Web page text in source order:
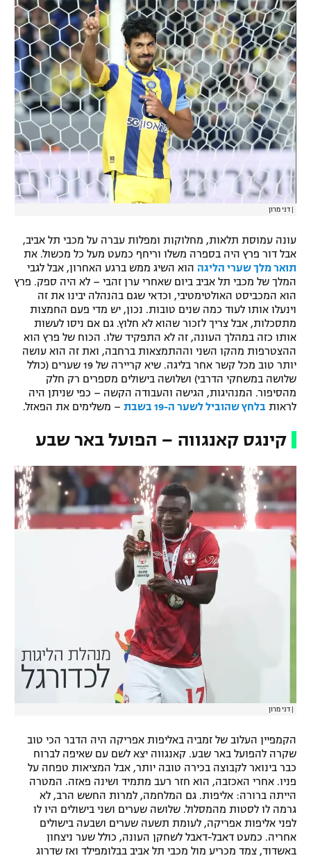
דני מרון
עונה עמוסת תלאות, מחלוקות ומפלות עברה על מכבי תל אביב,
אבל דור פרץ היה בספרה משלו וריחף כמעט מעל כל מכשול. את
תואר מלך שערי הליגה הוא השיג ממש ברגע האחרון, אבל לגבי
המלך של מכבי תל אביב ביום שאחרי ערן זהבי – לא היה ספק. פרץ
הוא המכביסט האולטימטיבי, וכדאי שגם בהנהלה יבינו את זה
וינעלו אותו לעוד כמה שנים טובות. נכון, יש מדי פעם החמצות
מתסכלות, אבל צריך לזכור שהוא לא חלוץ. גם אם ניסו לעשות
אותו כזה במהלך העונה, זה לא התפקיד שלו. הכוח של פרץ הוא
ההצטרפות מהקו השני וההתמצאות ברחבה, ואת זה הוא עושה
יותר טוב מכל קשר אחר בליגה. שיא קריירה של 19 שערים (כולל
שלושה במשחקי הדרבי) ושלושה בישולים מספרים רק חלק
מהסיפור. המנהיגות, הגישה והעבודה הקשה – כפי שניתן היה
לראות בלחץ שהוביל לשער ה-19 בשבת – משלימים את הפאזל.
קינגס קאנגווה – הפועל באר שבע
דני מרון
הקמפיין העלוב של זמביה באליפות אפריקה היה הדבר הכי טוב
שקרה להפועל באר שבע. קאנגווה יצא לשם עם שאיפה לברוח
כבר בינואר לקבוצה בכירה טובה יותר, אבל המציאות טפחה על
פניו. אחרי האכזבה, הוא חזר רעב מתמיד ושינה פאזה. המטרה
הייתה ברורה: אליפות. גם המלחמה, למרות החשש הרב, לא
גרמה לו לסטות מהמסלול. שלושה שערים ושני בישולים היו לו
לפני אליפות אפריקה, לעומת תשעה שערים ושבעה בישולים
אחריה. כמעט דאבל-דאבל לשחקן העונה, כולל שער ניצחון
באשדוד, צמד מכריע מול מכבי תל אביב בבלומפילד ואז שדרוג